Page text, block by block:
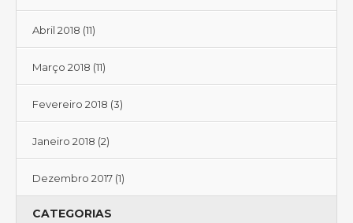
Abril 2018 (11)
Março 2018 (11)
Fevereiro 2018 (3)
Janeiro 2018 (2)
Dezembro 2017 (1)
CATEGORIAS